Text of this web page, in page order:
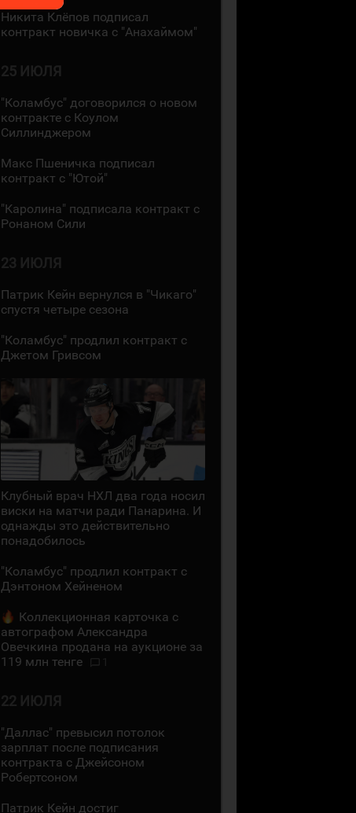
Никита Клёпов подписал
контракт новичка с "Анахаймом"
25 ИЮЛЯ
"Коламбус" договорился о новом
контракте с Коулом
Силлинджером
Макс Пшеничка подписал
контракт с "Ютой"
"Каролина" подписала контракт с
Ронаном Сили
23 ИЮЛЯ
Патрик Кейн вернулся в "Чикаго"
спустя четыре сезона
"Коламбус" продлил контракт с
Джетом Гривсом
Клубный врач НХЛ два года носил
виски на матчи ради Панарина. И
однажды это действительно
понадобилось
"Коламбус" продлил контракт с
Дэнтоном Хейненом
Коллекционная карточка с
автографом Александра
Овечкина продана на аукционе за
119 млн тенге
22 ИЮЛЯ
"Даллас" превысил потолок
зарплат после подписания
контракта с Джейсоном
Робертсоном
Патрик Кейн достиг